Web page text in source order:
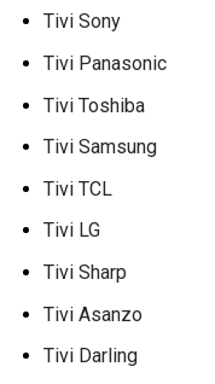
Tivi Sony
Tivi Panasonic
Tivi Toshiba
Tivi Samsung
Tivi TCL
Tivi LG
Tivi Sharp
Tivi Asanzo
Tivi Darling